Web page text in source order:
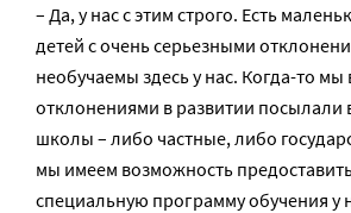
– Да, у нас с этим строго. Есть
детей с очень серьезными
необучаемы здесь у нас. Когда-то мы
отклонениями в развитии посылали
школы – либо частные, либо
мы имеем возможность
специальную программу обучения у